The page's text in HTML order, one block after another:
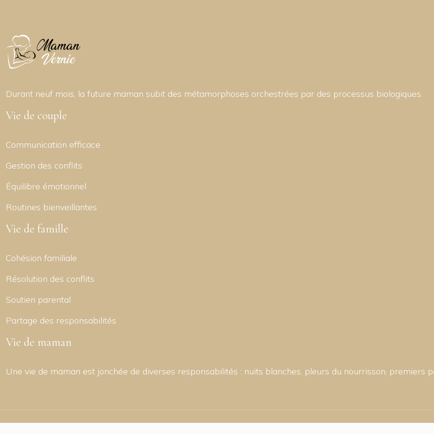
Durant neuf mois, la future maman subit des métamorphoses orchestrées par des processus biologiques.
Vie de couple
Communication efficace
Gestion des conflits
Équilibre émotionnel
Routines bienveillantes
Vie de famille
Cohésion familiale
Résolution des conflits
Soutien parental
Partage des responsabilités
Vie de maman
Une vie de maman est jonchée de diverses responsabilités : nuits blanches, pleurs du nourrisson, premiers